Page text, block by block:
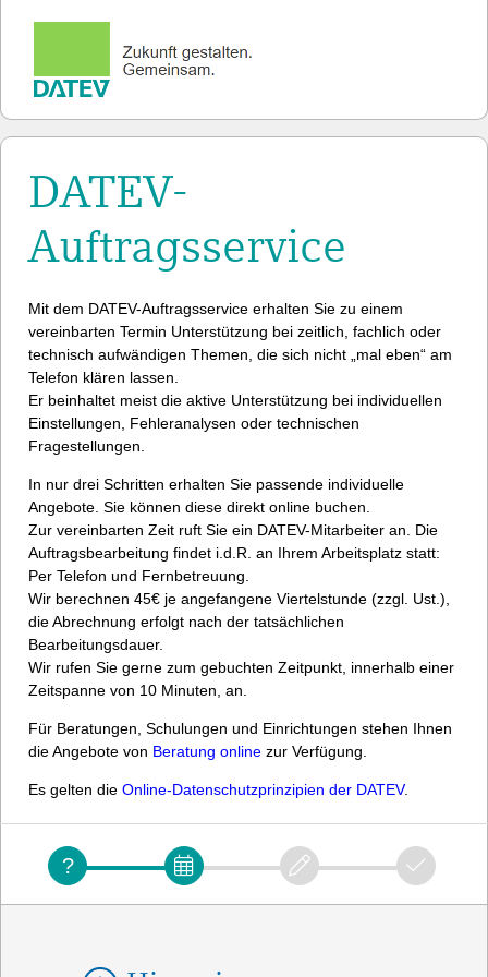
DATEV-
Auftragsservice
Mit dem DATEV-Auftragsservice erhalten Sie zu einem
vereinbarten Termin Unterstützung bei zeitlich, fachlich oder
technisch aufwändigen Themen, die sich nicht „mal eben“ am
Telefon klären lassen.
Er beinhaltet meist die aktive Unterstützung bei individuellen
Einstellungen, Fehleranalysen oder technischen
Fragestellungen.
In nur drei Schritten erhalten Sie passende individuelle
Angebote. Sie können diese direkt online buchen.
Zur vereinbarten Zeit ruft Sie ein DATEV-Mitarbeiter an. Die
Auftragsbearbeitung findet i.d.R. an Ihrem Arbeitsplatz statt:
Per Telefon und Fernbetreuung.
Wir berechnen 45€ je angefangene Viertelstunde (zzgl. Ust.),
die Abrechnung erfolgt nach der tatsächlichen
Bearbeitungsdauer.
Wir rufen Sie gerne zum gebuchten Zeitpunkt, innerhalb einer
Zeitspanne von 10 Minuten, an.
Für Beratungen, Schulungen und Einrichtungen stehen Ihnen
die Angebote von Beratung online zur Verfügung.
Es gelten die Online-Datenschutzprinzipien der DATEV.